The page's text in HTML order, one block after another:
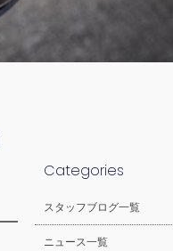
Categories
スタッフブログ一覧
ニュース一覧